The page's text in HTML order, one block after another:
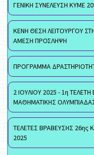
ΓΕΝΙΚΗ ΣΥΝΕΛΕΥΣΗ ΚΥΜΕ
ΚΕΝΗ ΘΕΣΗ ΛΕΙΤΟΥΡΓΟΥ
ΑΜΕΣΗ ΠΡΟΣΛΗΨΗ
ΠΡΟΓΡΑΜΜΑ
2 ΙΟΥΛΙΟΥ 2025 - 1η
ΜΑΘΗΜΑΤΙΚΗΣ
ΤΕΛΕΤΕΣ ΒΡΑΒΕΥΣΗΣ 26ης
2025